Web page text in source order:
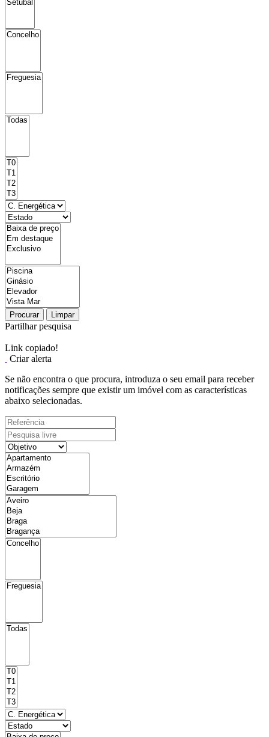
Procurar Limpar
Partilhar pesquisa
Link copiado!
Criar alerta
Se não encontra o que procura, introduza o seu email para receber
notificações sempre que existir um imóvel com as características
abaixo selecionadas.